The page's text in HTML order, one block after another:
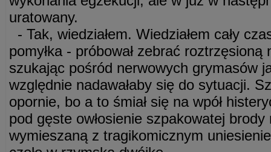
uratowany.
- Tak, wiedziałem. Wiedziałem cały
pomyłka - próbował zebrać
szukając pośród nerwowych grymasów
względnie nadawałaby się do sytuacji.
opornie, bo a to śmiał się na wpół
pod gęste owłosienie szpakowatej
wymieszaną z tragikomicznym